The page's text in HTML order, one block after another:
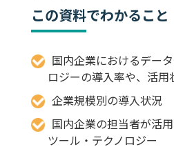
この資料でわかること
国内企業におけるデー
ロジーの導入率や、活用
企業規模別の導入状況
国内企業の担当者が活
ツール・テクノロジー